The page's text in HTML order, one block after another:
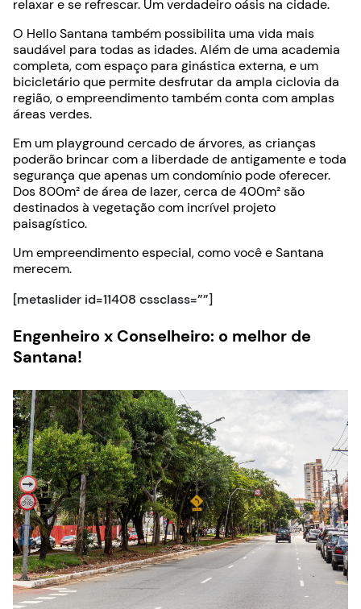
relaxar e se refrescar. Um verdadeiro oásis na cidade.
O Hello Santana também possibilita uma vida mais
saudável para todas as idades. Além de uma academia
completa, com espaço para ginástica externa, e um
bicicletário que permite desfrutar da ampla ciclovia da
região, o empreendimento também conta com amplas
áreas verdes.
Em um playground cercado de árvores, as crianças
poderão brincar com a liberdade de antigamente e toda
segurança que apenas um condomínio pode oferecer.
Dos 800m² de área de lazer, cerca de 400m² são
destinados à vegetação com incrível projeto
paisagístico.
Um empreendimento especial, como você e Santana
merecem.
[metaslider id=11408 cssclass=””]
Engenheiro x Conselheiro: o melhor de
Santana!